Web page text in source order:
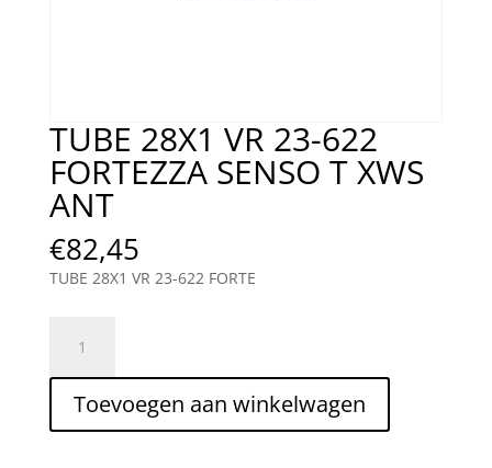
TUBE 28X1 VR 23-622
FORTEZZA SENSO T XWS
ANT
€82,45
TUBE 28X1 VR 23-622 FORTE
28X1
VR
622
Toevoegen aan winkelwagen